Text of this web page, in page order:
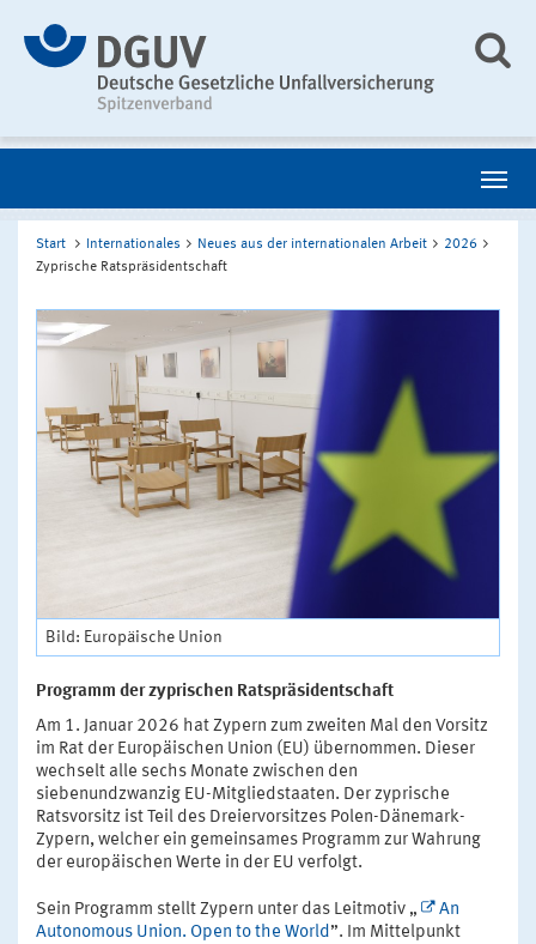
Start Internationales Neues aus der internationalen Arbeit
2026
Zyprische Ratspräsidentschaft
Bild: Europäische Union
Programm der zyprischen Ratspräsidentschaft
Am 1. Januar 2026 hat Zypern zum zweiten Mal den Vorsitz
im Rat der Europäischen Union (EU) übernommen. Dieser
wechselt alle sechs Monate zwischen den
siebenundzwanzig EU-Mitgliedstaaten. Der zyprische
Ratsvorsitz ist Teil des Dreiervorsitzes Polen-Dänemark-
Zypern, welcher ein gemeinsames Programm zur Wahrung
der europäischen Werte in der EU verfolgt.
Sein Programm stellt Zypern unter das Leitmotiv „
An
Autonomous Union. Open to the World”. Im Mittelpunkt